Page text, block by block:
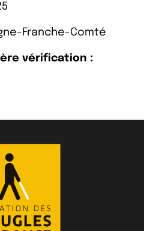
Franche-Comté
vérification :